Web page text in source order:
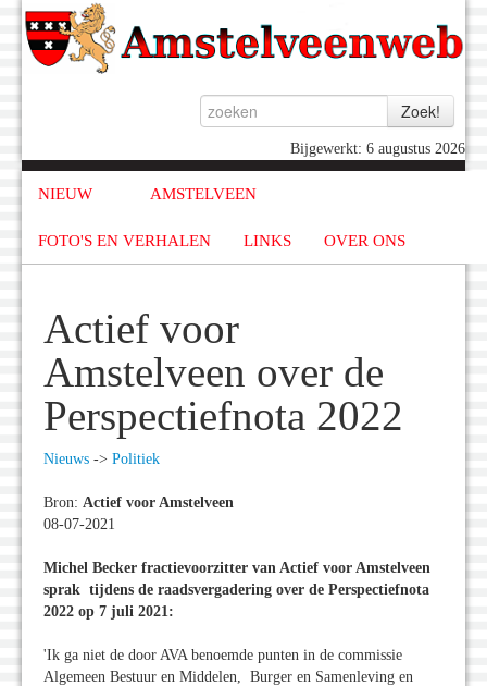
Bijgewerkt: 6 augustus 2026
NIEUW AMSTELVEEN
FOTO'S EN VERHALEN LINKS OVER ONS
Actief voor
Amstelveen over de
Perspectiefnota 2022
Nieuws -> Politiek
Bron: Actief voor Amstelveen
08-07-2021
Michel Becker fractievoorzitter van Actief voor Amstelveen
sprak tijdens de raadsvergadering over de Perspectiefnota
2022 op 7 juli 2021:
'Ik ga niet de door AVA benoemde punten in de commissie
Algemeen Bestuur en Middelen, Burger en Samenleving en